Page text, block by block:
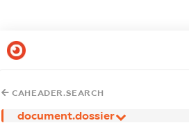
CAHEADER.SEARCH
document.dossier